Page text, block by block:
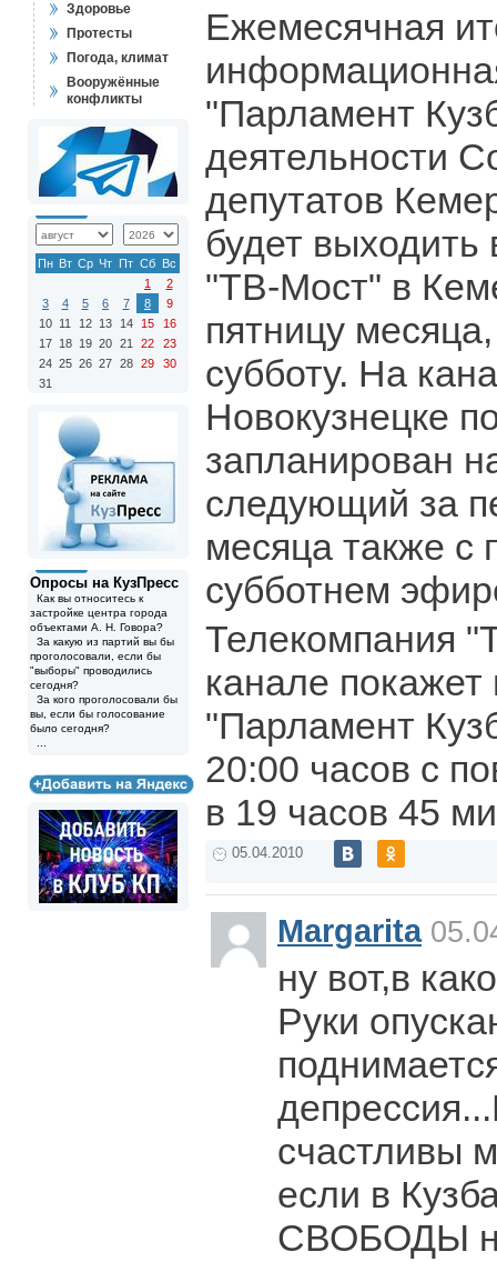
Здоровье
Протесты
Погода, климат
Вооружённые
конфликты
Пн Вт Ср Чт Пт Сб Вс
1
2
3
4 5 6 7 8
9
10 11 12 13 14 15
16
17 18 19 20 21 22
23
24 25 26 27 28 29
30
31
Опросы на КузПресс
Как вы относитесь к
застройке центра города
объектами А. Н. Говора?
За какую из партий вы бы
проголосовали, если бы
"выборы" проводились
сегодня?
За кого проголосовали бы
вы, если бы голосование
было сегодня?
Ежемесячная
"Парламент
деятельности
депутатов
будет
"ТВ-Мост" в
пятницу
субботу. На
Новокузнецке
запланирован
следующий за
месяца также с
субботнем
Телекомпания
канале
"Парламент
20:00 часов с
в 19 часов 45
05.04.2010
Margarita
ну вот,в
Руки
счастливы
если в
СВОБОДЫ